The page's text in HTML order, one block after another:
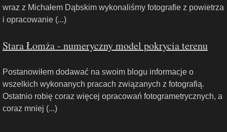
wraz z Michałem Dąbskim wykonaliśmy fotografie z powietrza
i opracowanie (...)
Stara Łomża - numeryczny model pokrycia terenu
Postanowiłem dodawać na swoim blogu informacje o
wszelkich wykonanych pracach związanych z fotografią.
Ostatnio robię coraz więcej opracowań fotogrametrycznych, a
coraz mniej (...)